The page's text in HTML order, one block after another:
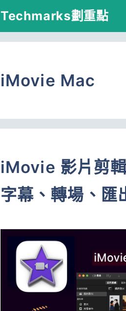
Techmarks劃重點
iMovie Mac
iMovie 影片剪
字幕、轉場、匯